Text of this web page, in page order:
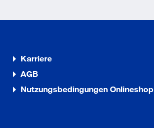
Karriere
AGB
Nutzungsbedingungen Onlineshop